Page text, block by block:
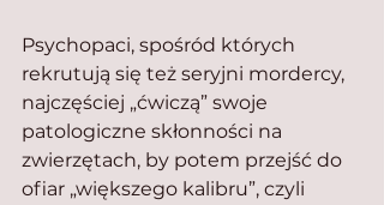
Psychopaci, spośród których
rekrutują się też seryjni mordercy,
najczęściej „ćwiczą” swoje
patologiczne skłonności na
zwierzętach, by potem przejść do
ofiar „większego kalibru”, czyli